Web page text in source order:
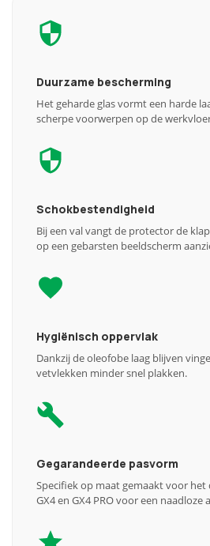
Duurzame bescherming
Het geharde glas vormt een harde
scherpe voorwerpen op de
Schokbestendigheid
Bij een val vangt de protector de
op een gebarsten beeldscherm
Hygiënisch oppervlak
Dankzij de oleofobe laag blijven
vetvlekken minder snel plakken.
Gegarandeerde pasvorm
Specifiek op maat gemaakt voor het
GX4 en GX4 PRO voor een naadloze